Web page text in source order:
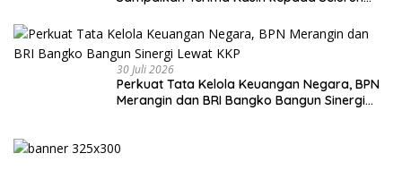
30 Juli 2026
Perkuat Tata Kelola Keuangan Negara, BPN
Merangin dan BRI Bangko Bangun Sinergi